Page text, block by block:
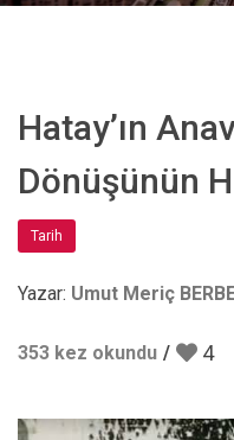
Hatay’ın
Dönüşünün
Tarih
Yazar: Umut Meriç
353 kez okundu 4